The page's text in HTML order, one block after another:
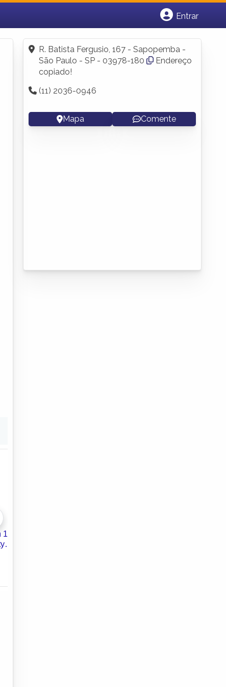
Entrar
Fazer login
Criar conta
R. Batista Fergusio, 167 - Sapopemba -
São Paulo - SP - 03978-180
Endereço
copiado!
(11) 2036-0946
Mapa Comente